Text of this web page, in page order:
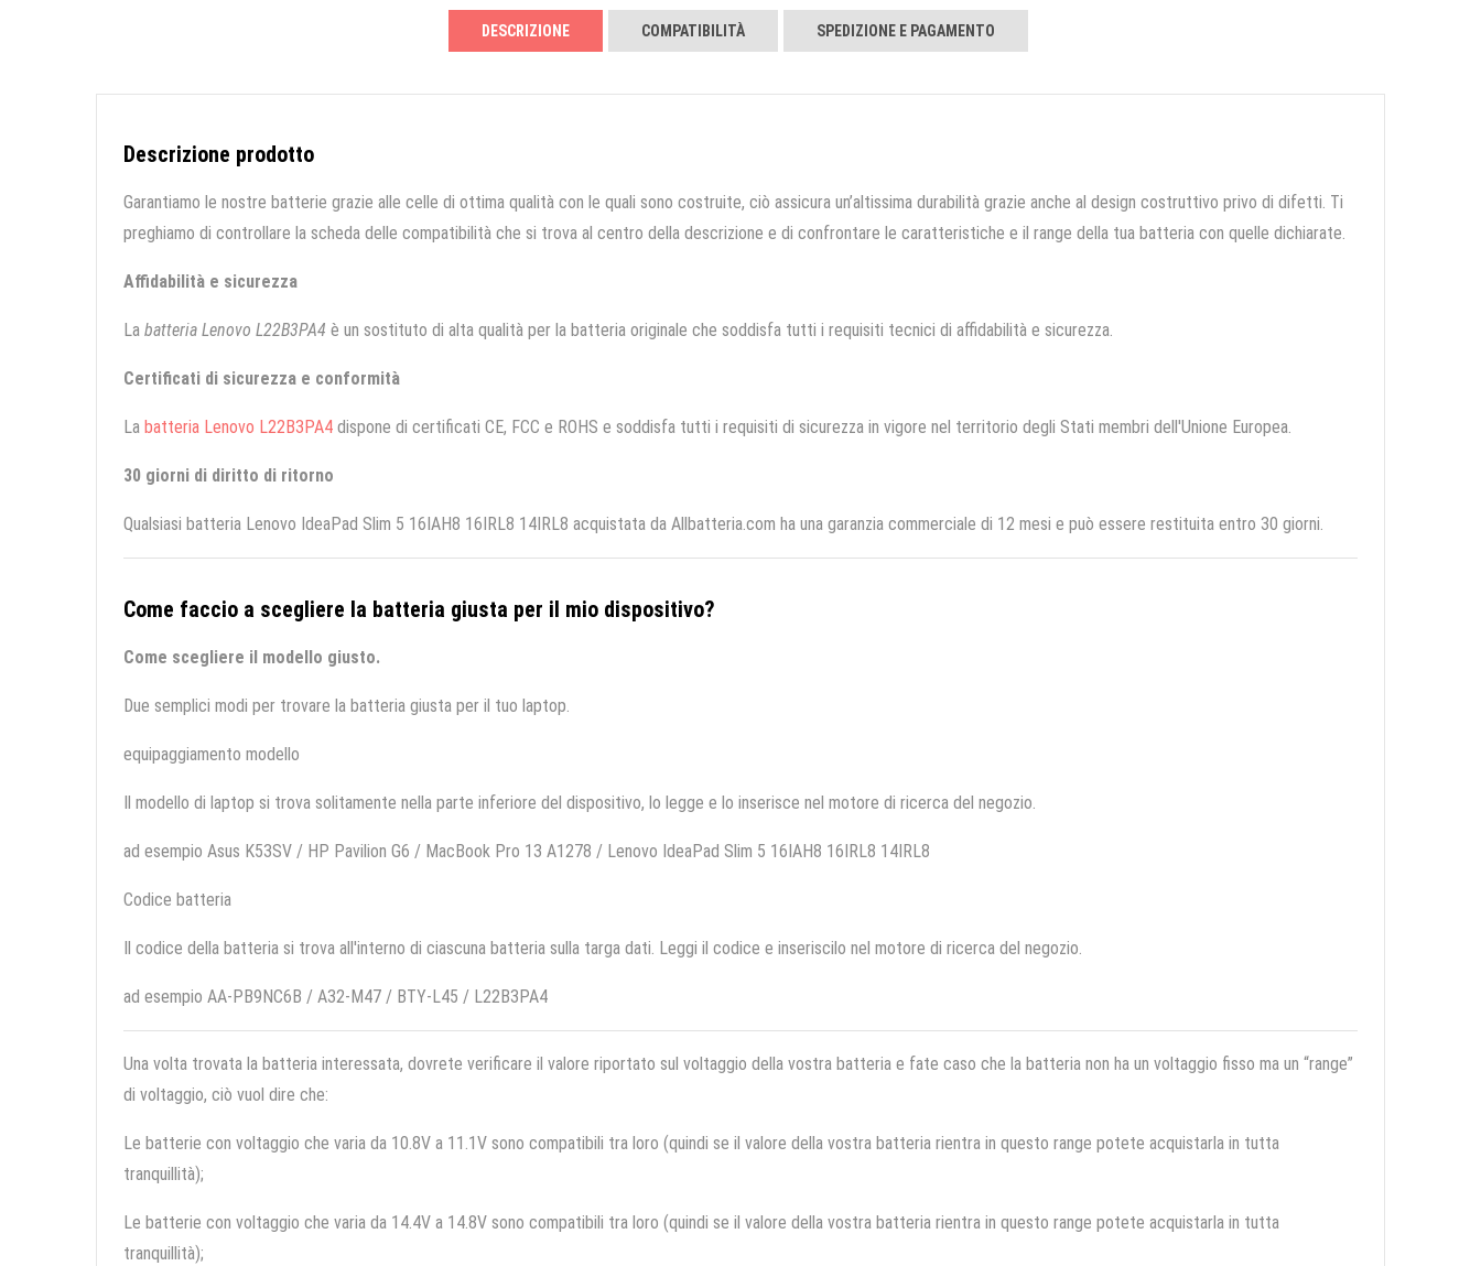
DESCRIZIONE COMPATIBILITÀ SPEDIZIONE E PAGAMENTO
Descrizione prodotto
Garantiamo le nostre batterie grazie alle celle di ottima qualità con le quali sono costruite, ciò assicura un’altissima durabilità grazie anche al design costruttivo privo di difetti. Ti
preghiamo di controllare la scheda delle compatibilità che si trova al centro della descrizione e di confrontare le caratteristiche e il range della tua batteria con quelle dichiarate.
Affidabilità e sicurezza
La batteria Lenovo L22B3PA4 è un sostituto di alta qualità per la batteria originale che soddisfa tutti i requisiti tecnici di affidabilità e sicurezza.
Certificati di sicurezza e conformità
La batteria Lenovo L22B3PA4 dispone di certificati CE, FCC e ROHS e soddisfa tutti i requisiti di sicurezza in vigore nel territorio degli Stati membri dell'Unione Europea.
30 giorni di diritto di ritorno
Qualsiasi batteria Lenovo IdeaPad Slim 5 16IAH8 16IRL8 14IRL8 acquistata da Allbatteria.com ha una garanzia commerciale di 12 mesi e può essere restituita entro 30 giorni.
Come faccio a scegliere la batteria giusta per il mio dispositivo?
Come scegliere il modello giusto.
Due semplici modi per trovare la batteria giusta per il tuo laptop.
equipaggiamento modello
Il modello di laptop si trova solitamente nella parte inferiore del dispositivo, lo legge e lo inserisce nel motore di ricerca del negozio.
ad esempio Asus K53SV / HP Pavilion G6 / MacBook Pro 13 A1278 / Lenovo IdeaPad Slim 5 16IAH8 16IRL8 14IRL8
Codice batteria
Il codice della batteria si trova all'interno di ciascuna batteria sulla targa dati. Leggi il codice e inseriscilo nel motore di ricerca del negozio.
ad esempio AA-PB9NC6B / A32-M47 / BTY-L45 / L22B3PA4
Una volta trovata la batteria interessata, dovrete verificare il valore riportato sul voltaggio della vostra batteria e fate caso che la batteria non ha un voltaggio fisso ma un “range”
di voltaggio, ciò vuol dire che:
Le batterie con voltaggio che varia da 10.8V a 11.1V sono compatibili tra loro (quindi se il valore della vostra batteria rientra in questo range potete acquistarla in tutta
tranquillità);
Le batterie con voltaggio che varia da 14.4V a 14.8V sono compatibili tra loro (quindi se il valore della vostra batteria rientra in questo range potete acquistarla in tutta
tranquillità);